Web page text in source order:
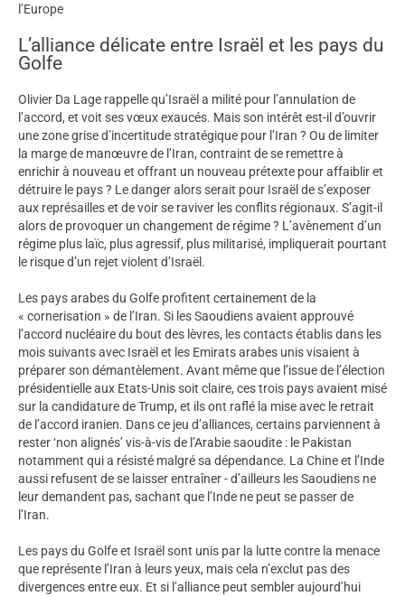
l’Europe
L’alliance délicate entre Israël et les pays du
Golfe
Olivier Da Lage rappelle qu’Israël a milité pour l’annulation de
l’accord, et voit ses vœux exaucés. Mais son intérêt est-il d’ouvrir
une zone grise d’incertitude stratégique pour l’Iran ? Ou de limiter
la marge de manœuvre de l’Iran, contraint de se remettre à
enrichir à nouveau et offrant un nouveau prétexte pour affaiblir et
détruire le pays ? Le danger alors serait pour Israël de s’exposer
aux représailles et de voir se raviver les conflits régionaux. S’agit-il
alors de provoquer un changement de régime ? L’avènement d’un
régime plus laïc, plus agressif, plus militarisé, impliquerait pourtant
le risque d’un rejet violent d’Israël.
Les pays arabes du Golfe profitent certainement de la
« cornerisation » de l’Iran. Si les Saoudiens avaient approuvé
l’accord nucléaire du bout des lèvres, les contacts établis dans les
mois suivants avec Israël et les Emirats arabes unis visaient à
préparer son démantèlement. Avant même que l’issue de l’élection
présidentielle aux Etats-Unis soit claire, ces trois pays avaient misé
sur la candidature de Trump, et ils ont raflé la mise avec le retrait
de l’accord iranien. Dans ce jeu d’alliances, certains parviennent à
rester ‘non alignés’ vis-à-vis de l’Arabie saoudite : le Pakistan
notamment qui a résisté malgré sa dépendance. La Chine et l’Inde
aussi refusent de se laisser entraîner - d’ailleurs les Saoudiens ne
leur demandent pas, sachant que l’Inde ne peut se passer de
l’Iran.
Les pays du Golfe et Israël sont unis par la lutte contre la menace
que représente l’Iran à leurs yeux, mais cela n’exclut pas des
divergences entre eux. Et si l’alliance peut sembler aujourd’hui